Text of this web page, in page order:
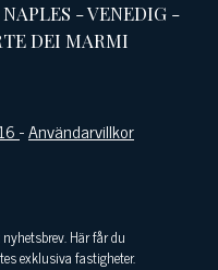
NAPLES -VENEDIG -
DEI MARMI
-Användarvillkor
Här får du
exklusiva fastigheter.